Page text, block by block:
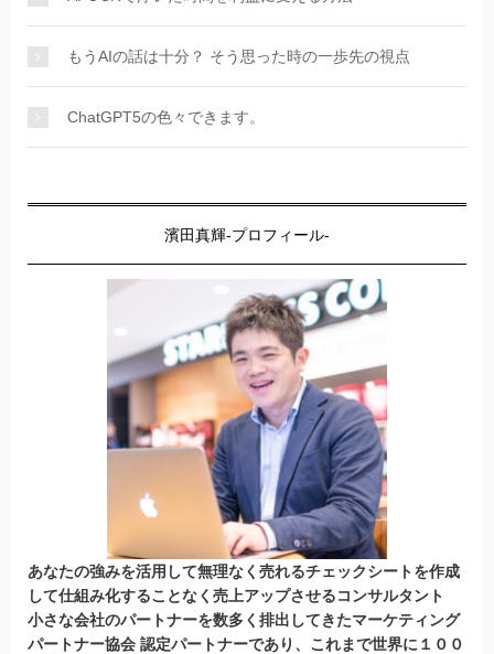
もうAIの話は十分？ そう思った時の一歩先の視点
ChatGPT5の色々できます。
濱田真輝-プロフィール-
あなたの強みを活用して無理なく売れるチェックシートを作成
して仕組み化することなく売上アップさせるコンサルタント
小さな会社のパートナーを数多く排出してきたマーケティング
パートナー協会 認定パートナーであり、これまで世界に１００